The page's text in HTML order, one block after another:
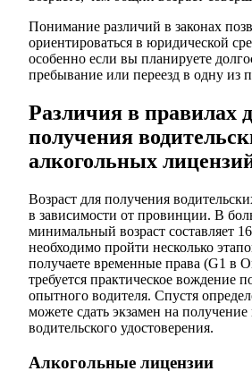
Понимание различий в законах
ориентироваться в юридической
особенно если вы планируете
пребывание или переезд в одну из
Различия в правилах
получения
алкогольных
Возраст для получения
в зависимости от провинции. В
минимальный возраст составляет
необходимо пройти несколько
получаете временные права (G1 в
требуется практическое вождение
опытного водителя. Спустя
можете сдать экзамен на
водительского удостоверения.
Алкогольные лицензии